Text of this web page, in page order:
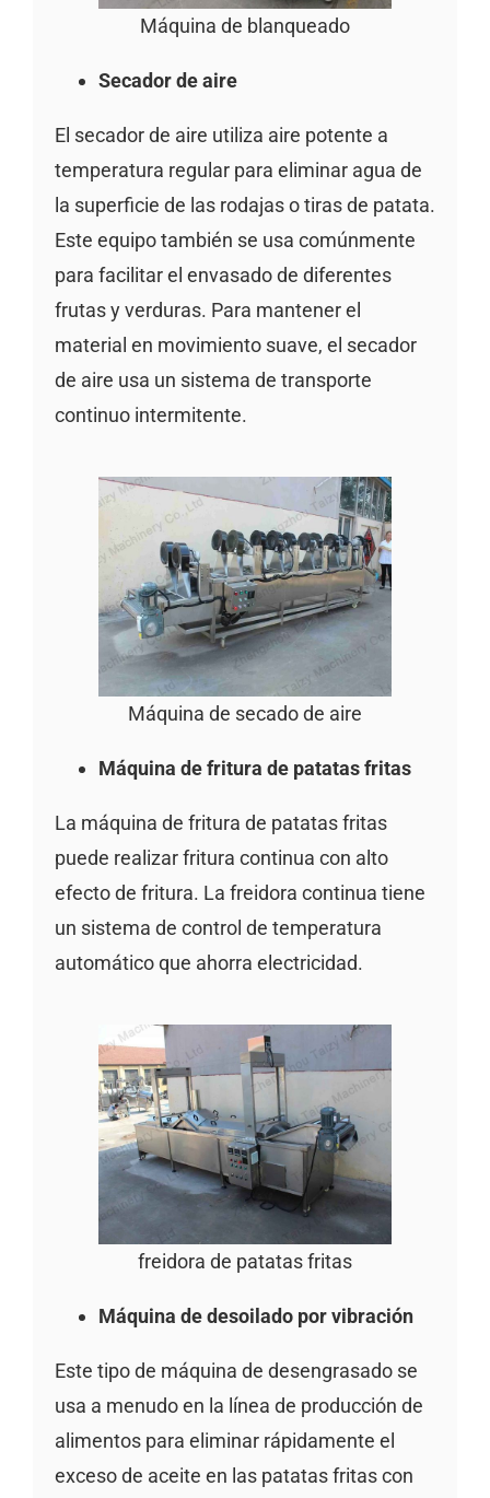
Máquina de blanqueado
Secador de aire
El secador de aire utiliza aire potente a
temperatura regular para eliminar agua de
la superficie de las rodajas o tiras de patata.
Este equipo también se usa comúnmente
para facilitar el envasado de diferentes
frutas y verduras. Para mantener el
material en movimiento suave, el secador
de aire usa un sistema de transporte
continuo intermitente.
Máquina de secado de aire
Máquina de fritura de patatas fritas
La máquina de fritura de patatas fritas
puede realizar fritura continua con alto
efecto de fritura. La freidora continua tiene
un sistema de control de temperatura
automático que ahorra electricidad.
freidora de patatas fritas
Máquina de desoilado por vibración
Este tipo de máquina de desengrasado se
usa a menudo en la línea de producción de
alimentos para eliminar rápidamente el
exceso de aceite en las patatas fritas con